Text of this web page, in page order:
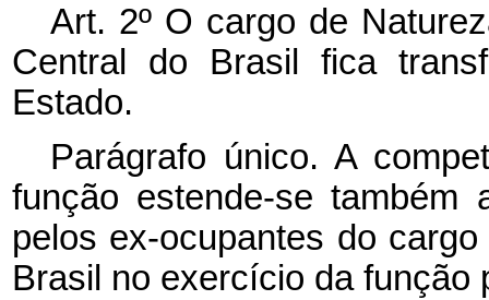
Art. 2º O cargo de
Central do Brasil fica
Estado.
Parágrafo único. A
função estende-se também
pelos ex-ocupantes do
Brasil no exercício da função